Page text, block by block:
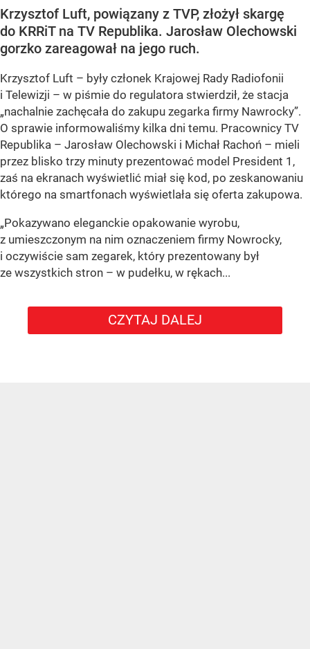
Krzysztof Luft, powiązany z TVP, złożył skargę
do KRRiT na TV Republika. Jarosław Olechowski
gorzko zareagował na jego ruch.
Krzysztof Luft – były członek Krajowej Rady Radiofonii
i Telewizji – w piśmie do regulatora stwierdził, że stacja
„nachalnie zachęcała do zakupu zegarka firmy Nawrocky”.
O sprawie informowaliśmy kilka dni temu. Pracownicy TV
Republika – Jarosław Olechowski i Michał Rachoń – mieli
przez blisko trzy minuty prezentować model President 1,
zaś na ekranach wyświetlić miał się kod, po zeskanowaniu
którego na smartfonach wyświetlała się oferta zakupowa.
„Pokazywano eleganckie opakowanie wyrobu,
z umieszczonym na nim oznaczeniem firmy Nowrocky,
i oczywiście sam zegarek, który prezentowany był
ze wszystkich stron – w pudełku, w rękach...
CZYTAJ DALEJ